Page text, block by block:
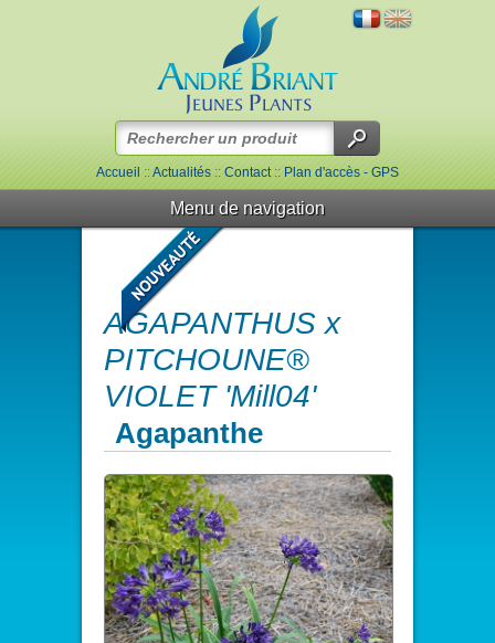
Accueil::Actualités::Contact::Plan d'accès - GPS
Menu de navigation
AGAPANTHUS x
PITCHOUNE®
VIOLET 'Mill04'
Agapanthe